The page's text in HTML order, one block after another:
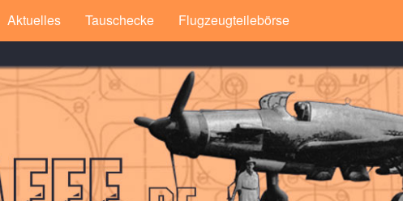
Aktuelles Tauschecke Flugzeugteilebörse